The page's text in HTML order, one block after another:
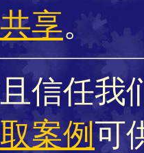
享。
信任我
案例可